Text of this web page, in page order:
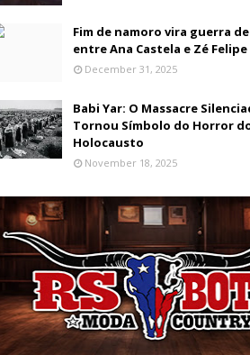
Fim de namoro vira guerra
entre Ana Castela e Zé Felipe
December 31, 2025
Babi Yar: O Massacre
Tornou Símbolo do Horror
Holocausto
November 18, 2025